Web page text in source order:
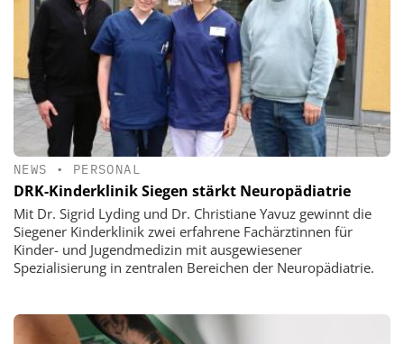
NEWS • PERSONAL
DRK-Kinderklinik Siegen stärkt Neuropädiatrie
Mit Dr. Sigrid Lyding und Dr. Christiane Yavuz gewinnt die
Siegener Kinderklinik zwei erfahrene Fachärztinnen für
Kinder- und Jugendmedizin mit ausgewiesener
Spezialisierung in zentralen Bereichen der Neuropädiatrie.